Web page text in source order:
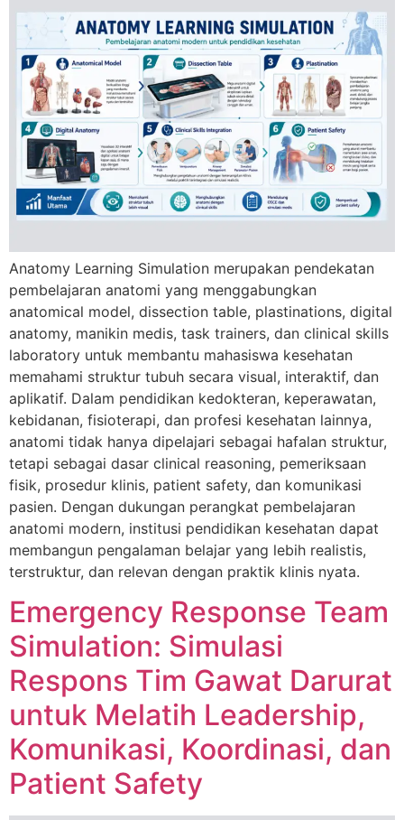
Anatomy Learning Simulation merupakan pendekatan
pembelajaran anatomi yang menggabungkan
anatomical model, dissection table, plastinations, digital
anatomy, manikin medis, task trainers, dan clinical skills
laboratory untuk membantu mahasiswa kesehatan
memahami struktur tubuh secara visual, interaktif, dan
aplikatif. Dalam pendidikan kedokteran, keperawatan,
kebidanan, fisioterapi, dan profesi kesehatan lainnya,
anatomi tidak hanya dipelajari sebagai hafalan struktur,
tetapi sebagai dasar clinical reasoning, pemeriksaan
fisik, prosedur klinis, patient safety, dan komunikasi
pasien. Dengan dukungan perangkat pembelajaran
anatomi modern, institusi pendidikan kesehatan dapat
membangun pengalaman belajar yang lebih realistis,
terstruktur, dan relevan dengan praktik klinis nyata.
Emergency Response Team
Simulation: Simulasi
Respons Tim Gawat Darurat
untuk Melatih Leadership,
Komunikasi, Koordinasi, dan
Patient Safety